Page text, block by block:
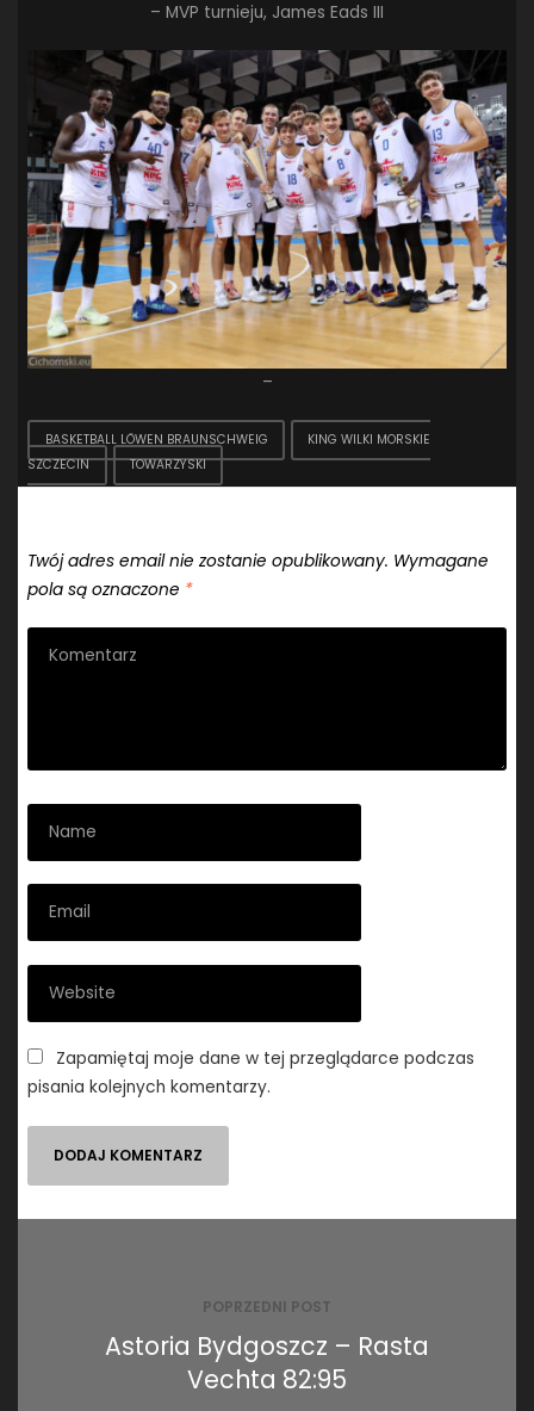
– MVP turnieju, James Eads III
–
BASKETBALL LÖWEN BRAUNSCHWEIG
KING WILKI MORSKIE
SZCZECIN
TOWARZYSKI
Twój adres email nie zostanie opublikowany. Wymagane
pola są oznaczone *
Zapamiętaj moje dane w tej przeglądarce podczas
pisania kolejnych komentarzy.
POPRZEDNI POST
Astoria Bydgoszcz – Rasta
Vechta 82:95